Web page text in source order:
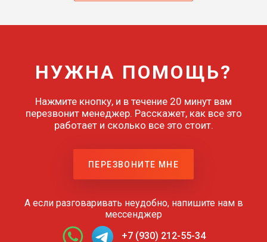
НУЖНА ПОМОЩЬ?
Нажмите кнопку, и в течение 20 минут вам
перезвонит менеджер. Расскажет, как все это
работает и сколько все это стоит.
ПЕРЕЗВОНИТЕ МНЕ
А если разговаривать неудобно, напишите нам в
мессенджер
+7 (930) 212-55-34